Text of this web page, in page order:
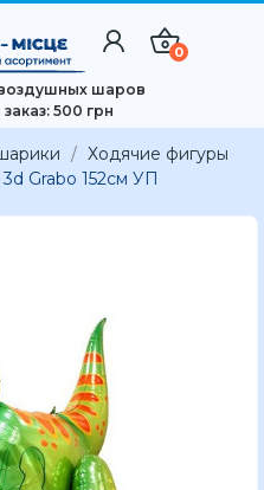
0
шаров
500 грн
Ходячие фигуры
Grabo 152см УП